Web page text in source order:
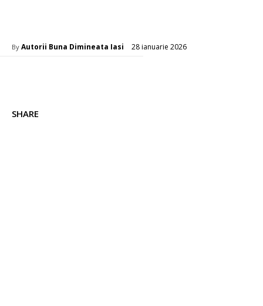
By Autorii Buna Dimineata Iasi 28 ianuarie 2026
SHARE